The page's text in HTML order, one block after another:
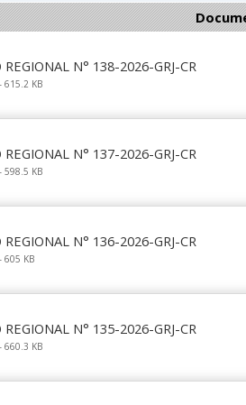
REGIONAL N° 138-2026-GRJ-CR
KB
REGIONAL N° 137-2026-GRJ-CR
KB
REGIONAL N° 136-2026-GRJ-CR
KB
REGIONAL N° 135-2026-GRJ-CR
KB